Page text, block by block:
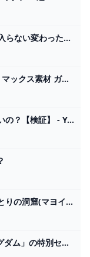
【ティアキン】通常じゃ手に入らない変わった料理 - YouTube
【攻略】便利料理素材の場所 マックス料理 マックス素材 ガッツニンジン ツルギバナナ【ゼルダの伝説 ティアーズオブザキングダム】Tears of the Kingdom ティアキン - YouTube
【ティアキン】龍の素材を料理に使っていいの？【検証】 - YouTube
【ゼルダの伝説ティアキン】コーラル湖ほとりの洞窟(マヨイ） - YouTube
「ゼルダの伝説 ティアーズ オブ ザ キングダム」の特別セットが割引価格になるキャンペーンが本日5月28日まで - GAME Watch